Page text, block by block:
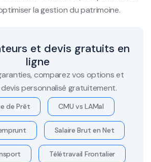
la gestion du patrimoine.
et devis gratuits en
ligne
comparez vos options et
personnalisé gratuitement.
de Prêt CMU vs LAMal
Salaire Brut en Net
Télétravail Frontalier